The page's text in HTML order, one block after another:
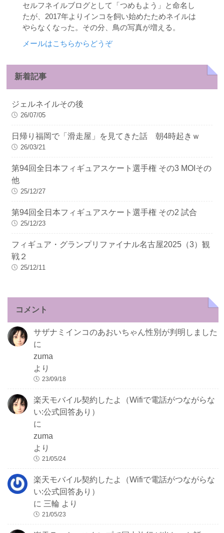
セルフネイルブログとして「つめもよう」と命名し
たが、2017年よりインコを飼い始めたためネイルは
やらなくなった。その分、鳥の写真が増える。
メールはこちらからどうぞ
新着記事
ジェルネイルその後
26/07/05
日帰り福岡で「滑走屋」を見てきた話 朝4時起きｗ
26/03/21
第94回全日本フィギュアスケート選手権 その3 MOIその
他
25/12/27
第94回全日本フィギュアスケート選手権 その2 試合
25/12/23
フィギュア・グランプリファイナル名古屋2025（3）観
戦２
25/12/11
コメント
サザナミインコのあおいちゃん性別が判明しました
に
zuma
より
23/09/18
楽天モバイル契約したよ（Wifiで電話がつながらな
い:公式回答あり）
に
zuma
より
21/05/24
楽天モバイル契約したよ（Wifiで電話がつながらな
い:公式回答あり）
に 三輪 より
21/05/23